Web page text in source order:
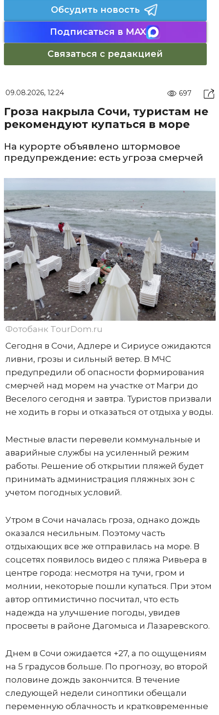
Обсудить новость
Подписаться в MAX
Связаться с редакцией
09.08.2026, 12:24 697
Гроза накрыла Сочи, туристам не
рекомендуют купаться в море
На курорте объявлено штормовое
предупреждение: есть угроза смерчей
Фотобанк TourDom.ru
Сегодня в Сочи, Адлере и Сириусе ожидаются
ливни, грозы и сильный ветер. В МЧС
предупредили об опасности формирования
смерчей над морем на участке от Магри до
Веселого сегодня и завтра. Туристов призвали
не ходить в горы и отказаться от отдыха у воды.
Местные власти перевели коммунальные и
аварийные службы на усиленный режим
работы. Решение об открытии пляжей будет
принимать администрация пляжных зон с
учетом погодных условий.
Утром в Сочи началась гроза, однако дождь
оказался несильным. Поэтому часть
отдыхающих все же отправилась на море. В
соцсетях появилось видео с пляжа Ривьера в
центре города: несмотря на тучи, гром и
молнии, некоторые пошли купаться. При этом
автор оптимистично посчитал, что есть
надежда на улучшение погоды, увидев
просветы в районе Дагомыса и Лазаревского.
Днем в Сочи ожидается +27, а по ощущениям
на 5 градусов больше. По прогнозу, во второй
половине дождь закончится. В течение
следующей недели синоптики обещали
переменную облачность и кратковременные